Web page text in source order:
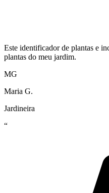
Este identificador de plantas e
plantas do meu jardim.
MG
Maria G.
Jardineira
“